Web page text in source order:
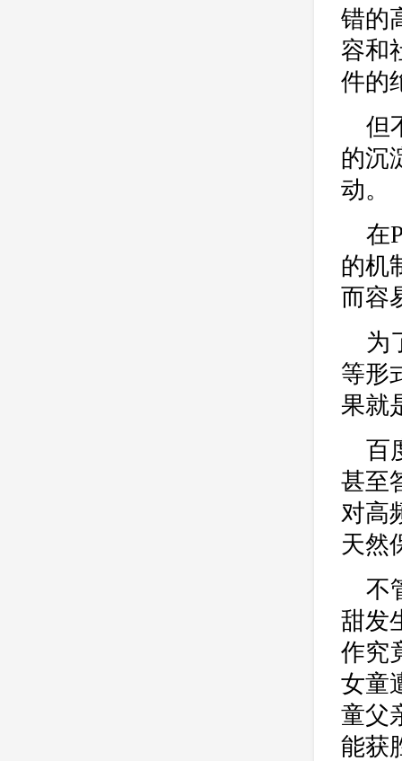
错的
容和
件的
但
的沉
动。
在
的机
而容
为
等形
果就
百
甚至
对高
天然
不
甜发
作究
女童
童父
能获